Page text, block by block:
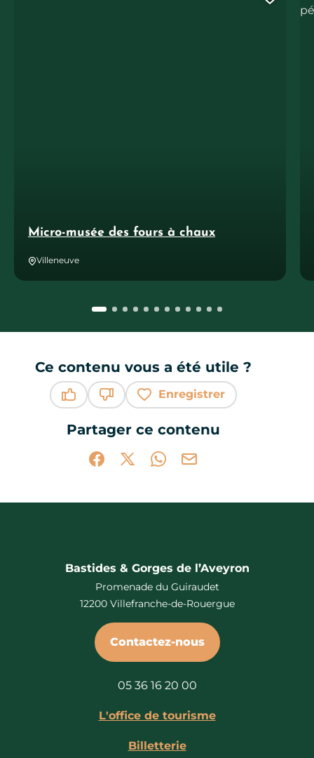
Micro-musée des fours à chaux
Villeneuve
Ce contenu vous a été utile ?
Enregistrer
Partager ce contenu
Partager sur Facebook (nouvelle
Partager sur X / Twitter (nouvelle
Partager sur WhatsApp
Partager par mail
Bastides & Gorges de l’Aveyron
Promenade du Guiraudet
12200 Villefranche-de-Rouergue
Contactez-nous
05 36 16 20 00
L'office de tourisme
Billetterie